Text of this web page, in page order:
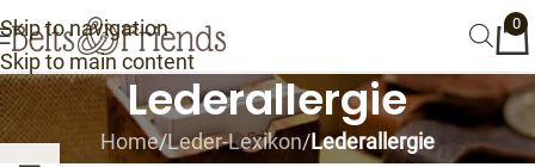
Skip to navigation
Skip to main content
0
Lederallergie
Home/Leder-Lexikon/Lederallergie